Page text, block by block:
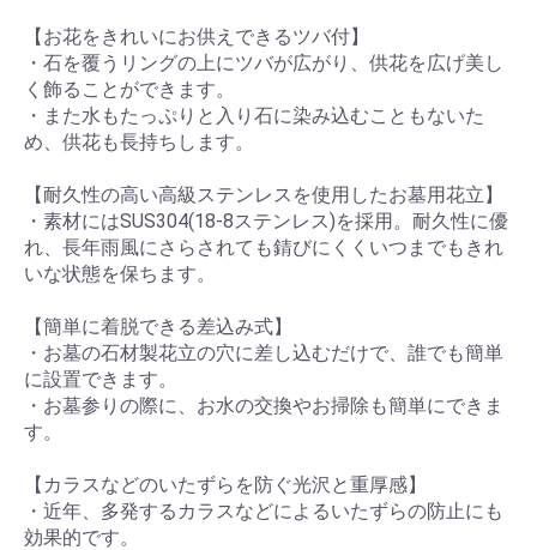
【お花をきれいにお供えできるツバ付】
・石を覆うリングの上にツバが広がり、供花を広げ美し
く飾ることができます。
・また水もたっぷりと入り石に染み込むこともないた
め、供花も長持ちします。
【耐久性の高い高級ステンレスを使用したお墓用花立】
・素材にはSUS304(18-8ステンレス)を採用。耐久性に優
れ、長年雨風にさらされても錆びにくくいつまでもきれ
いな状態を保ちます。
【簡単に着脱できる差込み式】
・お墓の石材製花立の穴に差し込むだけで、誰でも簡単
に設置できます。
・お墓参りの際に、お水の交換やお掃除も簡単にできま
す。
【カラスなどのいたずらを防ぐ光沢と重厚感】
・近年、多発するカラスなどによるいたずらの防止にも
効果的です。